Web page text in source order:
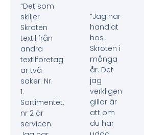
“Det som
skiljer
Skroten
textil från
andra
textilföretag
är två
saker. Nr.
1.
Sortimentet,
nr 2 är
servicen.
“Jag har
handlat
hos
Skroten i
många
år. Det
jag
verkligen
gillar är
att om
du har